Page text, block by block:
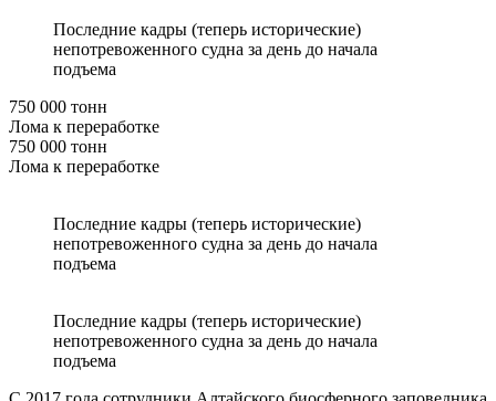
Последние кадры (теперь исторические)
непотревоженного судна за день до начала
подъема
750 000 тонн
Лома к переработке
750 000 тонн
Лома к переработке
Последние кадры (теперь исторические)
непотревоженного судна за день до начала
подъема
Последние кадры (теперь исторические)
непотревоженного судна за день до начала
подъема